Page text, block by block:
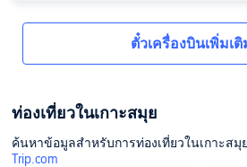
ตั๋วเครื่องบินเพิ่มเ
ท่องเที่ยวในเกาะสมุย
ค้นหาข้อมูลสำหรับการท่องเที่ยวในเกาะสมุ
Trip.com